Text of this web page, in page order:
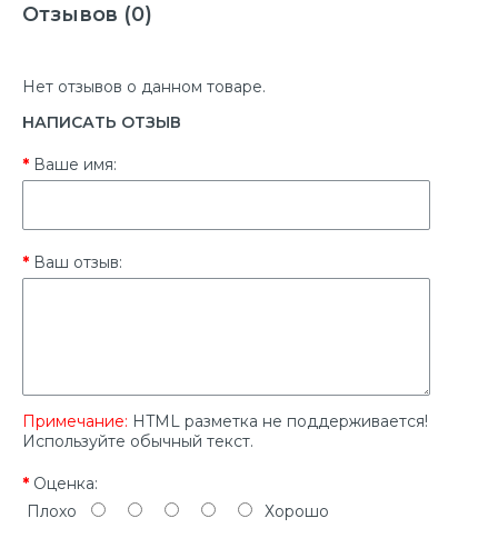
Отзывов (0)
Нет отзывов о данном товаре.
НАПИСАТЬ ОТЗЫВ
Ваше имя:
Ваш отзыв:
Примечание: HTML разметка не поддерживается!
Используйте обычный текст.
Оценка:
Плохо
Хорошо